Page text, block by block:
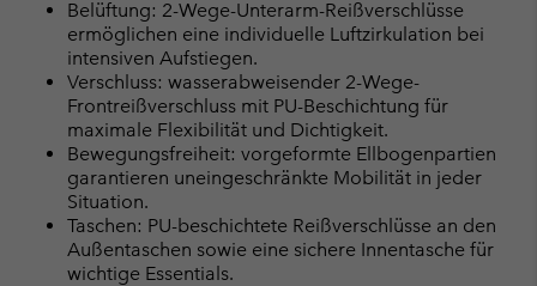
Belüftung: 2-Wege-Unterarm-Reißverschlüsse
ermöglichen eine individuelle Luftzirkulation bei
intensiven Aufstiegen.
Verschluss: wasserabweisender 2-Wege-
Frontreißverschluss mit PU-Beschichtung für
maximale Flexibilität und Dichtigkeit.
Bewegungsfreiheit: vorgeformte Ellbogenpartien
garantieren uneingeschränkte Mobilität in jeder
Situation.
Taschen: PU-beschichtete Reißverschlüsse an den
Außentaschen sowie eine sichere Innentasche für
wichtige Essentials.